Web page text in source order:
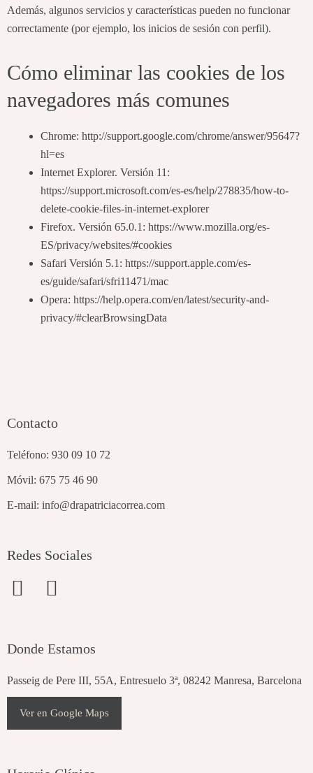
Además, algunos servicios y características pueden no funcionar
correctamente (por ejemplo, los inicios de sesión con perfil).
Cómo eliminar las cookies de los
navegadores más comunes
Chrome: http://support.google.com/chrome/answer/95647?
hl=es
Internet Explorer. Versión 11:
https://support.microsoft.com/es-es/help/278835/how-to-
delete-cookie-files-in-internet-explorer
Firefox. Versión 65.0.1: https://www.mozilla.org/es-
ES/privacy/websites/#cookies
Safari Versión 5.1: https://support.apple.com/es-
es/guide/safari/sfri11471/mac
Opera: https://help.opera.com/en/latest/security-and-
privacy/#clearBrowsingData
Contacto
Teléfono: 930 09 10 72
Móvil: 675 75 46 90
E-mail: info@drapatriciacorrea.com
Redes Sociales
F
e
o
o
k
I
t
a
g
r
a
Donde Estamos
Passeig de Pere III, 55A, Entresuelo 3ª, 08242 Manresa, Barcelona
Ver en Google Maps